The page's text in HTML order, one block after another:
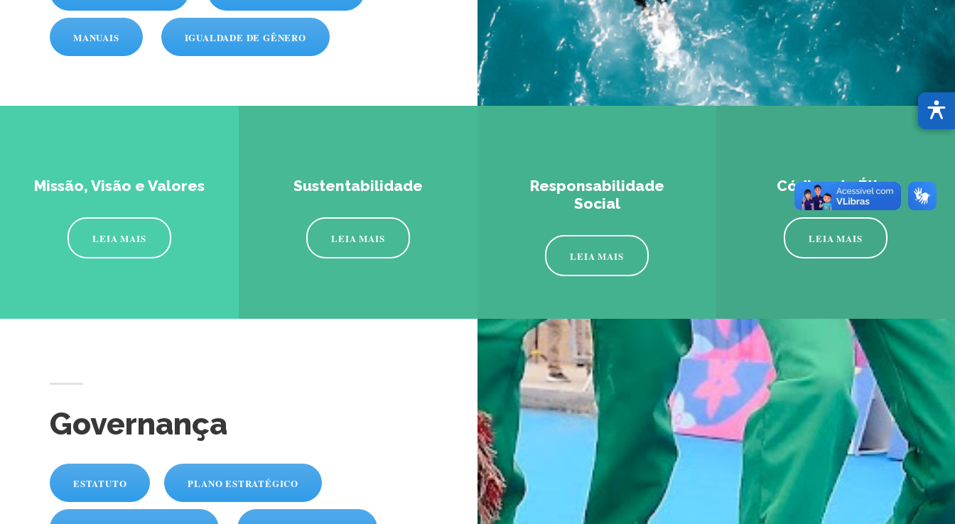
MANUAIS IGUALDADE DE GÊNERO
Missão, Visão e Valores
LEIA MAIS
Sustentabilidade
LEIA MAIS
Responsabilidade
Social
LEIA MAIS
Código de Ética
LEIA MAIS
Governança
ESTATUTO PLANO ESTRATÉGICO